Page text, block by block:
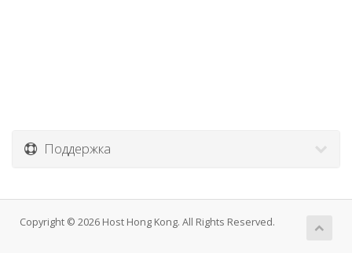
Поддержка
Copyright © 2026 Host Hong Kong. All Rights Reserved.